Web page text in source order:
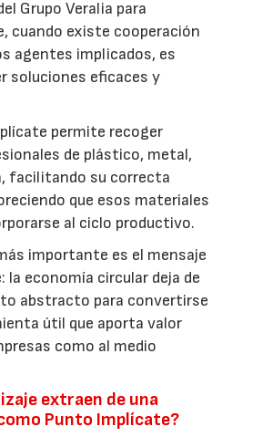
Grupo Veralia para
cuando existe cooperación
agentes implicados, es
soluciones eficaces y
permite recoger
de plástico, metal,
facilitando su correcta
que esos materiales
al ciclo productivo.
importante es el mensaje
la economía circular deja de
abstracto para convertirse
útil que aporta valor
como al medio
extraen de una
Punto Implícate?